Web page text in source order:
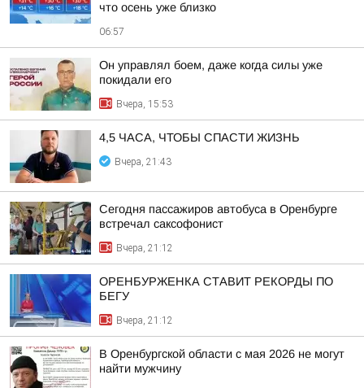
что осень уже близко
06:57
Он управлял боем, даже когда силы уже
покидали его
Вчера, 15:53
4,5 ЧАСА, ЧТОБЫ СПАСТИ ЖИЗНЬ
Вчера, 21:43
Сегодня пассажиров автобуса в Оренбурге
встречал саксофонист
Вчера, 21:12
ОРЕНБУРЖЕНКА СТАВИТ РЕКОРДЫ ПО
БЕГУ
Вчера, 21:12
В Оренбургской области с мая 2026 не могут
найти мужчину